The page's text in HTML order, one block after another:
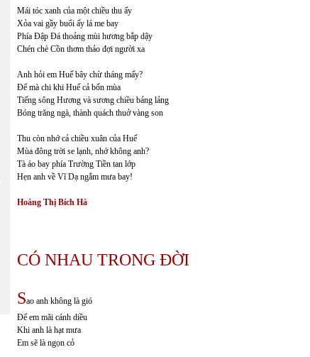
Mái tóc xanh của một chiều thu ấy
Xỏa vai gầy buổi ấy lá me bay
Phía Đập Đá thoảng mùi hương bắp dậy
Chén chè Cồn thơm thảo đợi người xa
Anh hỏi em Huế bây chừ tháng mấy?
Để mà chi khi Huế cả bốn mùa
Tiếng sông Hương và sương chiều bảng lảng
Bóng trăng ngà, thành quách thuở vàng son
Thu còn nhớ cả chiều xuân của Huế
Mùa đông trời se lạnh, nhớ không anh?
Tà áo bay phía Trường Tiền tan lớp
Hẹn anh về Vĩ Dạ ngắm mưa bay!
Hoàng Thị Bích Hà
CÓ NHAU TRONG ĐỜI
Sao anh không là gió
Để em mãi cánh diều
Khi anh là hạt mưa
Em sẽ là ngọn cỏ